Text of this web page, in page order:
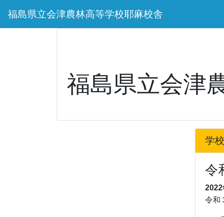
福島県立会津農林高等学校耶麻校舎
福島県立会津
学
令
2022
令和